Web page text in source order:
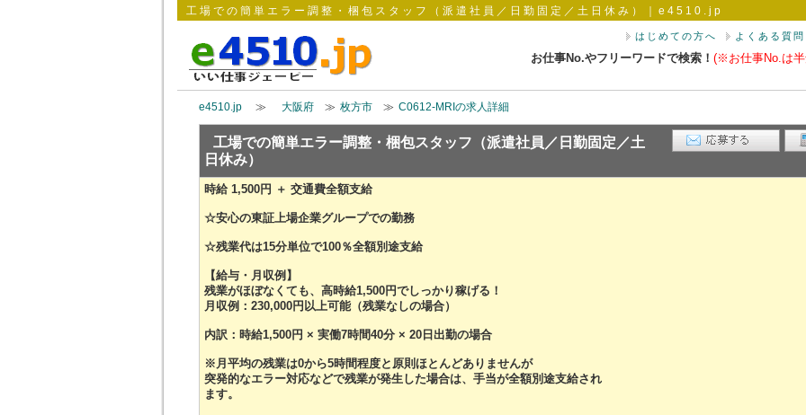
工場での簡単エラー調整・梱包スタッフ（派遣社員／日勤固定／土日休み）｜e4510.jp
はじめての方へ よくある質問
お仕事No.やフリーワードで検索！ (※お仕事No.は
e4510.jp≫ 大阪府≫ 枚方市≫ C0612-MRIの求人詳細
工場での簡単エラー調整・梱包スタッフ（派遣社員／日勤固定／土
日休み）
時給 1,500円 ＋ 交通費全額支給
☆安心の東証上場企業グループでの勤務
☆残業代は15分単位で100％全額別途支給
【給与・月収例】
残業がほぼなくても、高時給1,500円でしっかり稼げる！
月収例：230,000円以上可能（残業なしの場合）
内訳：時給1,500円 × 実働7時間40分 × 20日出勤の場合
※月平均の残業は0から5時間程度と原則ほとんどありませんが
突発的なエラー対応などで残業が発生した場合は、手当が全額別途支給され
ます。